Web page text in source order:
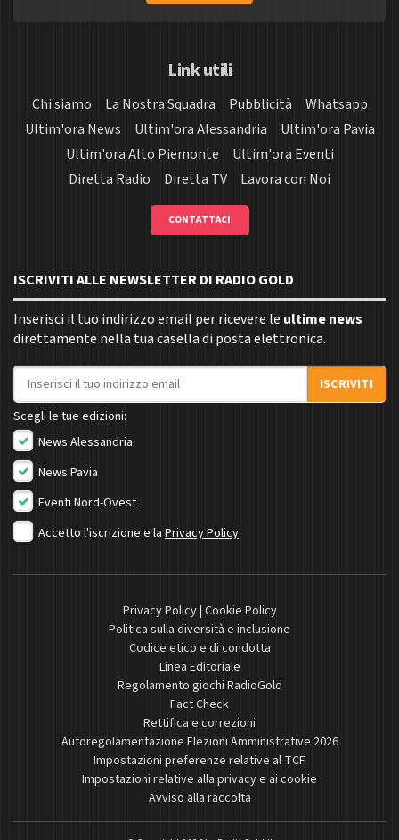
Link utili
Chi siamo La Nostra Squadra Pubblicità
Whatsapp
Ultim'ora News
Ultim'ora Alessandria
Ultim'ora Pavia
Ultim'ora Alto Piemonte
Ultim'ora Eventi
Diretta Radio
Diretta TV Lavora con Noi
CONTATTACI
ISCRIVITI ALLE NEWSLETTER DI RADIO GOLD
Inserisci il tuo indirizzo email per ricevere le ultime news
direttamente nella tua casella di posta elettronica.
Indirizzo email
ISCRIVITI
Scegli le tue edizioni:
News Alessandria
News Pavia
Eventi Nord-Ovest
Accetto l'iscrizione e la Privacy Policy
Privacy Policy| Cookie Policy
Politica sulla diversità e inclusione
Codice etico e di condotta
Linea Editoriale
Regolamento giochi RadioGold
Fact Check
Rettifica e correzioni
Autoregolamentazione Elezioni Amministrative 2026
Impostazioni preferenze relative al TCF
Impostazioni relative alla privacy e ai cookie
Avviso alla raccolta